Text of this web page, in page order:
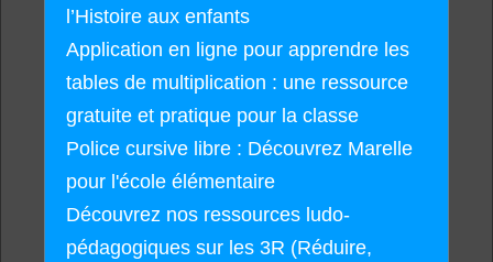
l’Histoire aux enfants
Application en ligne pour apprendre les
tables de multiplication : une ressource
gratuite et pratique pour la classe
Police cursive libre : Découvrez Marelle
pour l'école élémentaire
Découvrez nos ressources ludo-
pédagogiques sur les 3R (Réduire,